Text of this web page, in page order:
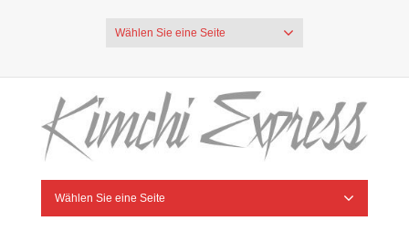
Wählen Sie eine Seite
Wählen Sie eine Seite